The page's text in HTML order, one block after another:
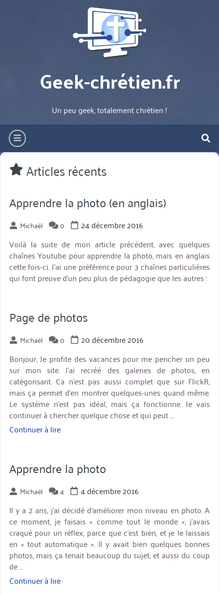
Geek-chrétien.fr
Un peu geek, totalement chrétien !
hamburger
Articles récents
Apprendre la photo (en anglais)
Michaël 0
24 décembre 2016
Voilà la suite de mon article précédent, avec quelques
chaînes Youtube pour apprendre la photo, mais en anglais
cette fois-ci. J’ai une préférence pour 3 chaînes particulières
qui font preuve d’un peu plus de pédagogie que les autres :
Page de photos
Michaël 0
20 décembre 2016
Bonjour, Je profite des vacances pour me pencher un peu
sur mon site. J’ai recréé des galeries de photos, en
catégorisant. Ca n’est pas aussi complet que sur FlickR,
mais ça permet d’en montrer quelques-unes quand même.
Le système n’est pas idéal, mais ça fonctionne. Je vais
continuer à chercher quelque chose et qui peut …
Continuer à lire« Page
Apprendre la photo
Michaël 4
4 décembre 2016
Il y a 2 ans, j’ai décidé d’améliorer mon niveau en photo. A
ce moment, je faisais « comme tout le monde », j’avais
craqué pour un réflex, parce que c’est bien, et je le laissais
en « tout automatique ». Il y avait bien quelques bonnes
photos, mais ça tenait beaucoup du sujet, et aussi du coup
de …
Continuer à lire« Apprendre